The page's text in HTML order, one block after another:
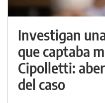
Investigan
que captaba
Cipolletti:
del caso